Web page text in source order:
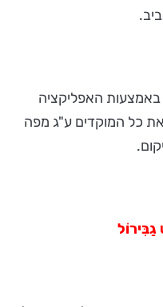
באמצעות האפליקציה
את כל המוקדים ע"ג מפה
גַבִּירוֹל